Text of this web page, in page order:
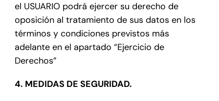
el USUARIO podrá ejercer su derecho de
oposición al tratamiento de sus datos en los
términos y condiciones previstos más
adelante en el apartado “Ejercicio de
Derechos”
4. MEDIDAS DE SEGURIDAD.